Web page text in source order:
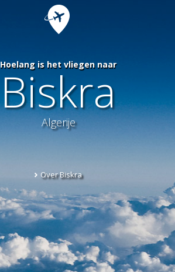
Hoelang is het vliegen naar
Biskra
Algerije
Over Biskra